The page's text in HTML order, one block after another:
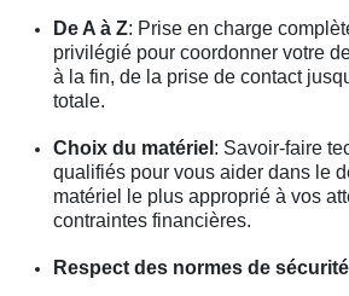
De A à Z: Prise en charge
privilégié pour coordonner votre
à la fin, de la prise de contact
totale.
Choix du matériel : Savoir-faire
qualifiés pour vous aider dans le
matériel le plus approprié à vos
contraintes financières.
Respect des normes de